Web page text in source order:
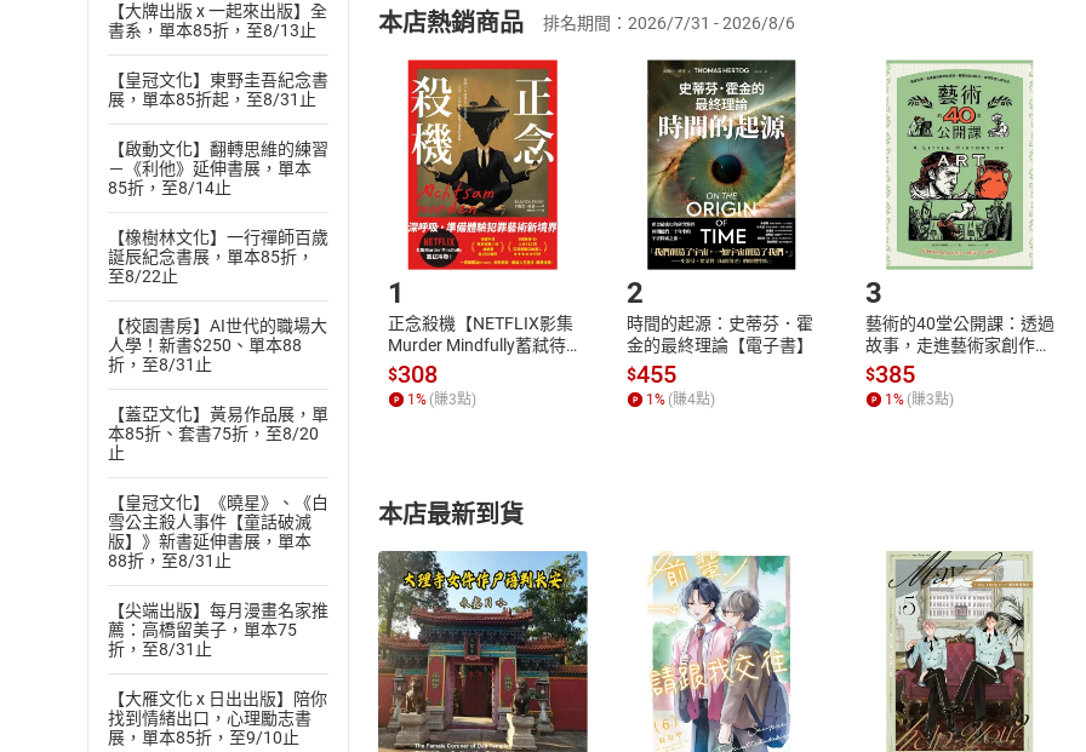
【大牌出版 x 一起來出版】全
書系，單本85折，至8/13止
【皇冠文化】東野圭吾紀念書
展，單本85折起，至8/31止
【啟動文化】翻轉思維的練習
－《利他》延伸書展，單本
85折，至8/14止
【橡樹林文化】一行禪師百歲
誕辰紀念書展，單本85折，
至8/22止
【校園書房】AI世代的職場大
人學！新書$250、單本88
折，至8/31止
【蓋亞文化】黃易作品展，單
本85折、套書75折，至8/20
止
【皇冠文化】《曉星》、《白
雪公主殺人事件【童話破滅
版】》新書延伸書展，單本
88折，至8/31止
【尖端出版】每月漫畫名家推
薦：高橋留美子，單本75
折，至8/31止
【大雁文化 x 日出出版】陪你
找到情緒出口，心理勵志書
展，單本85折，至9/10止
(二)消費者訂購本店鋪之商品即代表知悉本店鋪所銷售之商品為電子書，
且已下載/存取電子書，不得請求退貨退款。
退貨方式：您欲取消訂單或辦理退貨時，請登入樂天市場，並於「我的訂單
貨」，本店鋪將依您的申請進行審核，待審核通過後將為您辦理退款事宜。
請注意，樂天市場須以整筆訂單為單位進行取消/退貨，恕無法以單支商品取
挑選商品
Choose
放入購物車
Shopping cart
登入帳號
Login
購書後，如何開始使用？
Step1.選擇閱讀載具 Step2.登入
付款方式
ATM轉帳、信用卡、LINE PAY、AFTEE
退換貨規範
本店是否提供消費者保護法七日猶
本店熱銷商品 排名期間：2026/7/31 - 2026/8/6
1
正念殺機【NETFLIX影集
Murder Mindfully蓄弒待
發】【電子書】
$308
1% (賺3點)
2
時間的起源：史蒂芬．霍
金的最終理論【電子書】
$455
1% (賺4點)
3
藝術的40堂公開課：透過
故事，走進藝術家創作現
場，看藝術如何誕生、如
何形塑人類生活【電子
書】
$385
1% (賺3點)
本店最新到貨